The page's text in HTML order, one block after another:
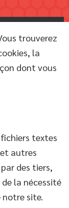
trouverez
la
dont vous
textes
autres
des tiers,
la nécessité
notre site.